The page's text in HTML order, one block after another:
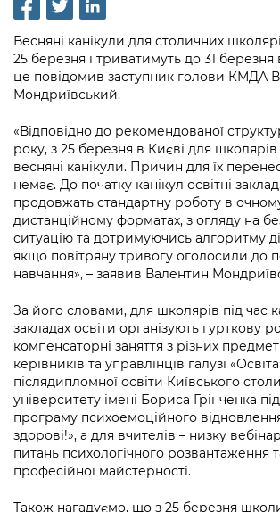
Рішення та розпорядження
Проєкти розпоряджень, що
перебувають на погодженні
Рішення Київради
Контактна інформація
Графік роботи та прийому
Вакансії
Статистика
Регуляторна діяльність
Промисловість і наука Києва
Підприємства, установи,
Kyiv International Relations
Річні звіти
Освіта та навчальні заклади
Дороги, транспорт та парковки
Навколишнє середовище міста
Містобудування та земельні
Культура, спорт, дозвілля
Бізнес та ліцензування
Фінанси та бюджет
Безпека та правопорядок
Ритуальні послуги
Іноземцям / For foreigners
Пам'ятки культурної спадщини
Портал Захисників та Захисниць
Безбар'єрність
Портал послуг
Громадська експертиза
Громадський бюджет
Консультації з громадськістю
Громадська рада
Петиції
Відкритий бюджет
Контактний центр
Допомога учасникам АТО
Рада з питань внутрішньо
осіб при Київській міській
адміністрації
«Ініціатива «Партнерство
Уряд» – місцевий рівень»
Важливе під час воєнного стану
Інформація з обмеженим
Подати запит онлайн
інших актів
Нормативна база
Питання і відповіді про публічну
інформацію
Порядок оскарження рішень, дій
бездіяльності розпорядників
Звіти про опрацювання запитів на
публічну інформацію
Інформація для споживачів
Про відкриті дані
Портал даних Києва
Медіагалерея
Підписатися на новини та анонси
КМДА / Subscribe to
from the KCSA
Порядок акредитації медіа /
Accreditation process
Подати журналістський запит /
Submitting a media request
Зйомки в лікарнях в умовах
стану / Rules for media coverage of
Контакти для медіа / Contacts for
media
Портал Послуг
Весняні канікули для столичних
25 березня і триватимуть до 31
це повідомив заступник голови КМДА
Мондриївський.
«Відповідно до рекомендованої
року, з 25 березня в Києві для
весняні канікули. Причин для їх
немає. До початку канікул освітні
продовжать стандартну роботу в
дистанційному форматах, з огляду на
ситуацію та дотримуючись алгоритму
якщо повітряну тривогу оголосили до
навчання», – заявив Валентин
За його словами, для школярів під час
закладах освіти організують гурткову
компенсаторні заняття з різних
керівників та управлінців галузі
післядипломної освіти Київського
університету імені Бориса Грінченка
програму психоемоційного
здорові!», а для вчителів – низку
питань психологічного розвантаження
професійної майстерності.
Також нагадуємо, що з 25 березня